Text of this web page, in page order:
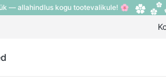
— allahindlus kogu tootevalikule! 🌸